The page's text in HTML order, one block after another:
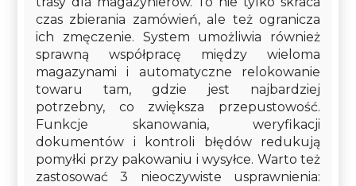
czas zbierania zamówień, ale też ogranicza
ich zmęczenie. System umożliwia również
sprawną współpracę między wieloma
magazynami i automatyczne relokowanie
towaru tam, gdzie jest najbardziej
potrzebny, co zwiększa przepustowość.
Funkcje skanowania, weryfikacji
dokumentów i kontroli błędów redukują
pomyłki przy pakowaniu i wysyłce. Warto też
zastosować 3 nieoczywiste usprawnienia: